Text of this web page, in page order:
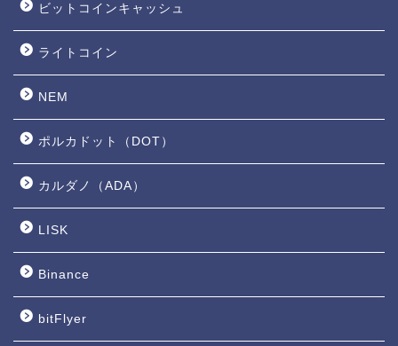
ビットコインキャッシュ
ライトコイン
NEM
ポルカドット（DOT）
カルダノ（ADA）
LISK
Binance
bitFlyer